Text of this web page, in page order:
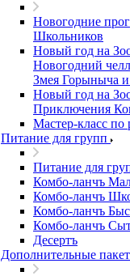
Новогодние
Школьников
Новый год на
Новогодний
Змея Горыныча
Новый год на
Приключения
Мастер-класс
Питание для групп
Питание для
Комбо-ланчъ
Комбо-ланчъ
Комбо-ланчъ
Комбо-ланчъ
Десертъ
Дополнительные